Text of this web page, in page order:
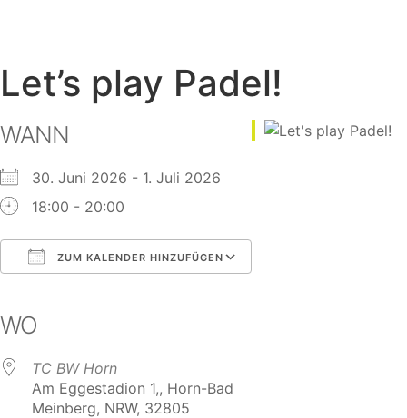
Let’s play Padel!
WANN
30. Juni 2026 - 1. Juli 2026
18:00 - 20:00
ZUM KALENDER HINZUFÜGEN
WO
TC BW Horn
Am Eggestadion 1,, Horn-Bad
Meinberg, NRW, 32805